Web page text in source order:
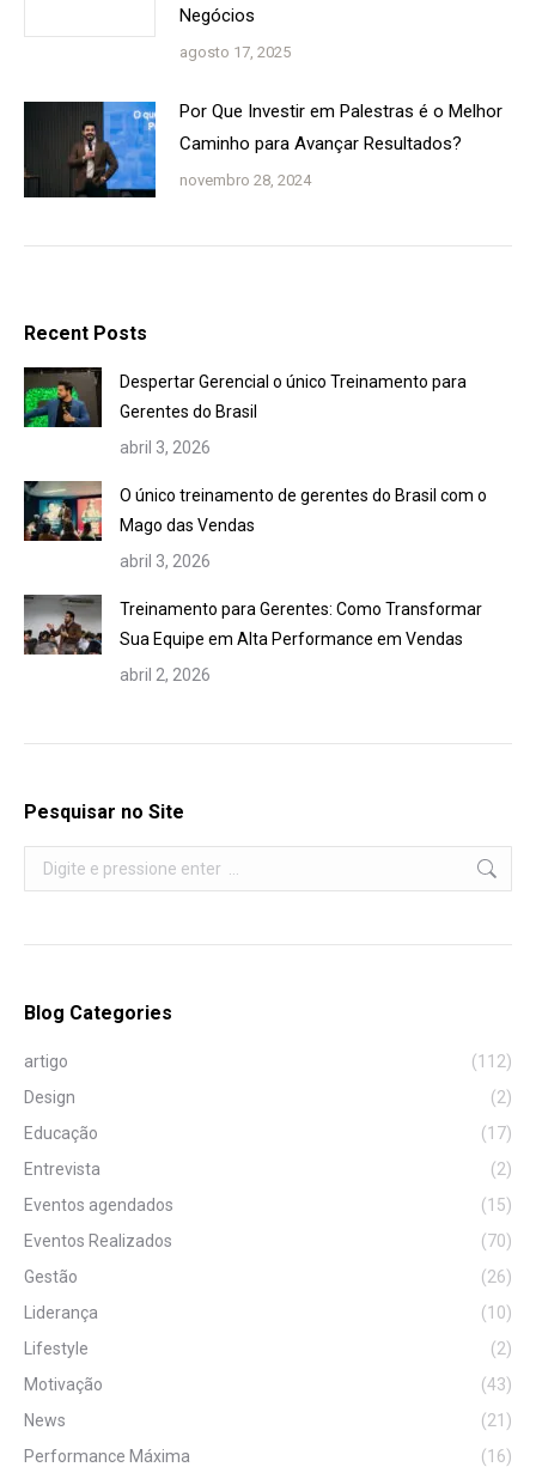
Negócios
agosto 17, 2025
Por Que Investir em Palestras é o Melhor
Caminho para Avançar Resultados?
novembro 28, 2024
Recent Posts
Despertar Gerencial o único Treinamento para
Gerentes do Brasil
abril 3, 2026
O único treinamento de gerentes do Brasil com o
Mago das Vendas
abril 3, 2026
Treinamento para Gerentes: Como Transformar
Sua Equipe em Alta Performance em Vendas
abril 2, 2026
Pesquisar no Site
Search:
Blog Categories
artigo
(112)
Design
(2)
Educação
(17)
Entrevista
(2)
Eventos agendados
(15)
Eventos Realizados
(70)
Gestão
(26)
Liderança
(10)
Lifestyle
(2)
Motivação
(43)
News
(21)
Performance Máxima
(16)